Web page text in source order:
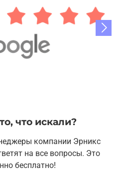
что искали?
компании Эрникс
на все вопросы. Это
бесплатно!